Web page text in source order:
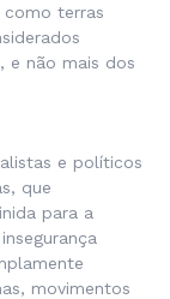
como terras
e não mais dos
e políticos
que
para a
movimentos